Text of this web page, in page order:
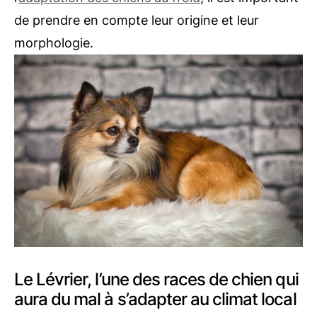
de prendre en compte leur origine et leur
morphologie.
Le Lévrier, l’une des races de chien qui
aura du mal à s’adapter au climat local